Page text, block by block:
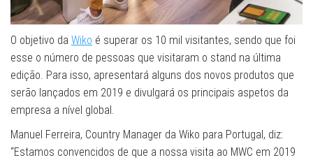
O objetivo da Wiko é superar os 10 mil visitantes, sendo que foi
esse o número de pessoas que visitaram o stand na última
edição. Para isso, apresentará alguns dos novos produtos que
serão lançados em 2019 e divulgará os principais aspetos da
empresa a nível global.
Manuel Ferreira, Country Manager da Wiko para Portugal, diz:
“Estamos convencidos de que a nossa visita ao MWC em 2019